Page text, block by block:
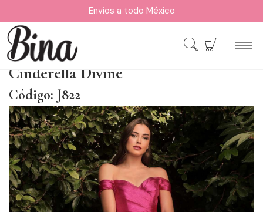
Envíos a todo México
Cinderella Divine
Código: J822